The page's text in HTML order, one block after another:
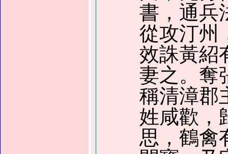
書，通兵
從攻汀州
效誅黃紹
妻之。奪
稱清漳郡
姓咸歡，
思，鶴禽